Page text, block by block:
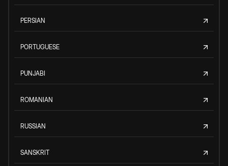
PERSIAN
PORTUGUESE
PUNJABI
ROMANIAN
RUSSIAN
SANSKRIT